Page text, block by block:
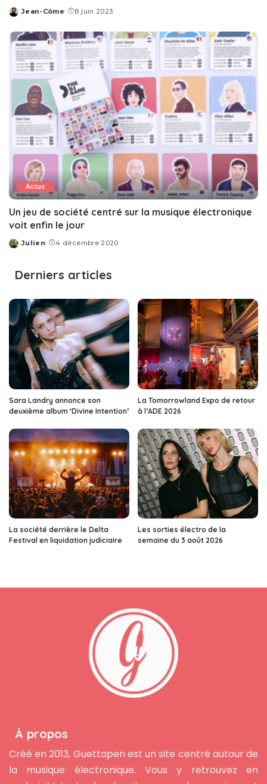
Posted
Jean-Côme 8 juin 2023
Actus
Un jeu de société centré sur la musique électronique
voit enfin le jour
Posted
Julien 4 décembre 2020
Derniers articles
Sara Landry annonce son
deuxième album ‘Divine Intention’
La Tomorrowland Expo de retour
à l’ADE 2026
La société derrière le Delta
Festival en liquidation judiciaire
Les sorties électro de la
semaine du 3 août 2026
À propos
Créé en 2013, Guettapen est un site centré autour de
la musique électronique. Vous y retrouvez en